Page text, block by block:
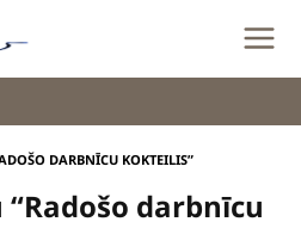
DARBNĪCU KOKTEILIS”
darbnīcu